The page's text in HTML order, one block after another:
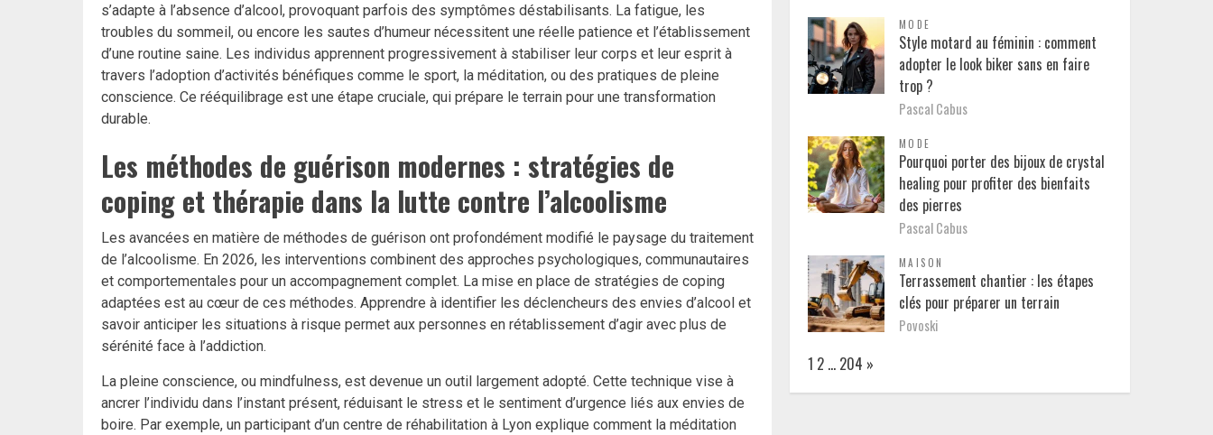
s’adapte à l’absence d’alcool, provoquant parfois des symptômes déstabilisants. La fatigue, les
troubles du sommeil, ou encore les sautes d’humeur nécessitent une réelle patience et l’établissement
d’une routine saine. Les individus apprennent progressivement à stabiliser leur corps et leur esprit à
travers l’adoption d’activités bénéfiques comme le sport, la méditation, ou des pratiques de pleine
conscience. Ce rééquilibrage est une étape cruciale, qui prépare le terrain pour une transformation
durable.
Les méthodes de guérison modernes : stratégies de
coping et thérapie dans la lutte contre l’alcoolisme
Les avancées en matière de méthodes de guérison ont profondément modifié le paysage du traitement
de l’alcoolisme. En 2026, les interventions combinent des approches psychologiques, communautaires
et comportementales pour un accompagnement complet. La mise en place de stratégies de coping
adaptées est au cœur de ces méthodes. Apprendre à identifier les déclencheurs des envies d’alcool et
savoir anticiper les situations à risque permet aux personnes en rétablissement d’agir avec plus de
sérénité face à l’addiction.
La pleine conscience, ou mindfulness, est devenue un outil largement adopté. Cette technique vise à
ancrer l’individu dans l’instant présent, réduisant le stress et le sentiment d’urgence liés aux envies de
boire. Par exemple, un participant d’un centre de réhabilitation à Lyon explique comment la méditation
MODE
Style motard au féminin : comment
adopter le look biker sans en faire
trop ?
Pascal Cabus
MODE
Pourquoi porter des bijoux de crystal
healing pour profiter des bienfaits
des pierres
Pascal Cabus
MAISON
Terrassement chantier : les étapes
clés pour préparer un terrain
Povoski
Page:
1 2 … 204 Next
»